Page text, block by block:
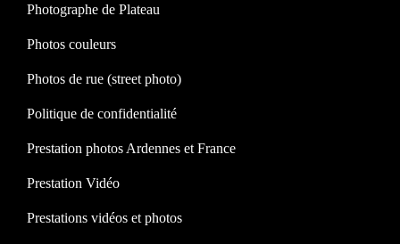
Photographe de Plateau
Photos couleurs
Photos de rue (street photo)
Politique de confidentialité
Prestation photos Ardennes et France
Prestation Vidéo
Prestations vidéos et photos